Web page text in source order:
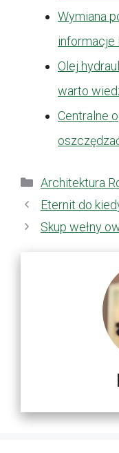
Wymiana
informacje
Olej
warto
Centralne
Kategorie
Architektura
Eternit do
Skup wełny